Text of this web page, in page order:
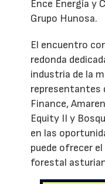
Ence Energía y
Grupo Hunosa.
El encuentro
redonda
industria de la
representantes
Finance,
Equity II y
en las
puede ofrecer
forestal